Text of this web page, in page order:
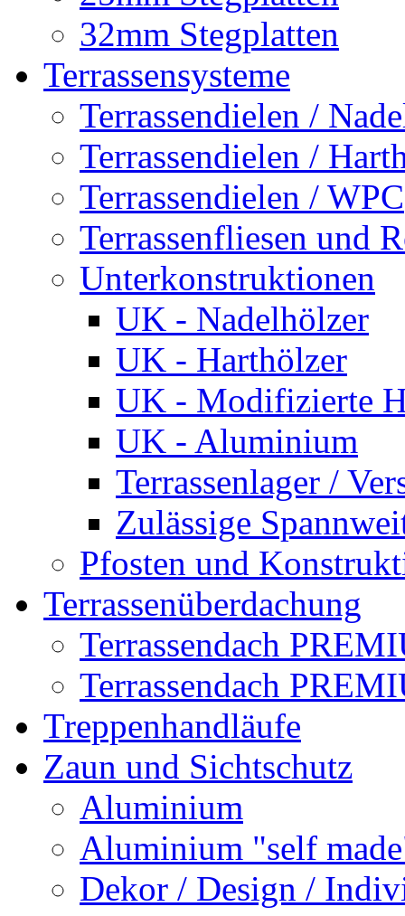
32mm Stegplatten
Terrassensysteme
Terrassendielen /
Terrassendielen /
Terrassendielen / WPC
Terrassenfliesen und
Unterkonstruktionen
UK - Nadelhölzer
UK - Harthölzer
UK - Modifizierte
UK - Aluminium
Terrassenlager /
Zulässige
Pfosten und
Terrassenüberdachung
Terrassendach
Terrassendach
Treppenhandläufe
Zaun und Sichtschutz
Aluminium
Aluminium "self
Dekor / Design /